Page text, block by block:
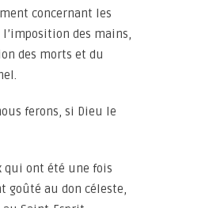
concernant les
l’imposition des mains,
des morts et du
ferons, si Dieu le
qui ont été une fois
goûté au don céleste,